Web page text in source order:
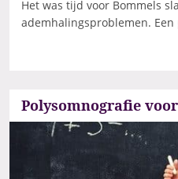
Het was tijd voor Bommels
ademhalingsproblemen.
Polysomnografie